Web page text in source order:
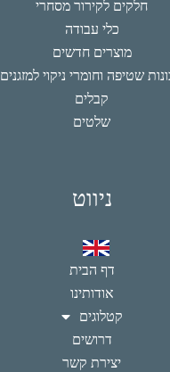
חלקים לקירור מסחרי
כלי עבודה
מוצרים חדשים
שטיפה וחומרי ניקוי למזגנים
קבלים
שלטים
ניווט
דף הבית
אודותינו
קטלוגים
דרושים
יצירת קשר